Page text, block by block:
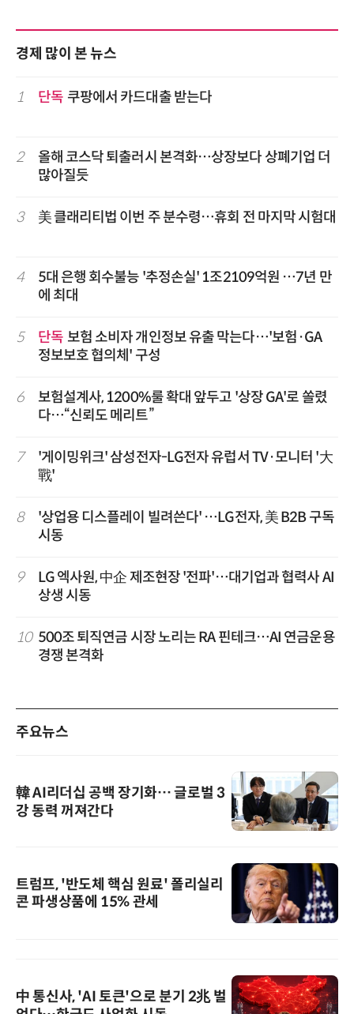
경제 많이 본 뉴스
1 단독 쿠팡에서 카드대출 받는다
2
올해 코스닥 퇴출러시 본격화…상장보다 상폐기업 더
많아질듯
3 美 클래리티법 이번 주 분수령…휴회 전 마지막 시험대
4
5대 은행 회수불능 '추정손실' 1조2109억원 …7년 만
에 최대
5 단독 보험 소비자 개인정보 유출 막는다…'보험·GA
정보보호 협의체' 구성
6
보험설계사, 1200%룰 확대 앞두고 '상장 GA'로 쏠렸
다…“신뢰도 메리트”
7
'게이밍위크' 삼성전자-LG전자 유럽서 TV·모니터 '大
戰'
8
'상업용 디스플레이 빌려쓴다' …LG전자, 美 B2B 구독
시동
9
LG 엑사원, 中企 제조현장 '전파'…대기업과 협력사 AI
상생 시동
10 500조 퇴직연금 시장 노리는 RA 핀테크…AI 연금운용
경쟁 본격화
주요뉴스
韓 AI리더십 공백 장기화… 글로벌 3
강 동력 꺼져간다
트럼프, '반도체 핵심 원료' 폴리실리
콘 파생상품에 15% 관세
中 통신사, 'AI 토큰'으로 분기 2兆 벌